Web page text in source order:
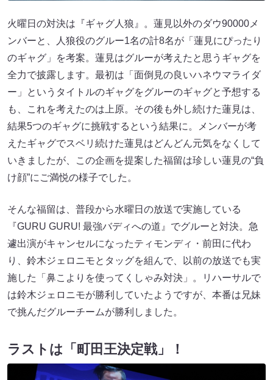
火曜日の対決は『ギャグ人狼』。蓮見以外のダウ90000メ
ンバーと、人狼役のグルー1名の計8名が「蓮見にぴったり
のギャグ」を考案。蓮見はグルーが考えたと思うギャグを
全力で披露します。最初は「面倒見の良いハネウマライダ
ー」というタイトルのギャグをグルーのギャグと予想する
も、これを考えたのは上原。その後も外し続けた蓮見は、
結果5つのギャグに挑戦するという結果に。メンバーが考
えたギャグでスベリ続けた蓮見はどんどん元気をなくして
いきましたが、この企画を提案した福留は珍しい蓮見の“負
け顔”にご満悦の様子でした。
そんな福留は、普段から水曜日の放送で実施している
『GURU GURU! 最強バディへの道』でグルーと対決。急
遽出演がキャンセルになったティモンディ・前田に代わ
り、鈴木ジェロニモとタッグを組んで、以前の放送でも実
施した「鼻こよりを使ってくしゃみ対決」。リハーサルで
は鈴木ジェロニモが勝利していたようですが、本番は兄妹
で挑んだグルーチームが勝利しました。
ラストは「町田王決定戦」！